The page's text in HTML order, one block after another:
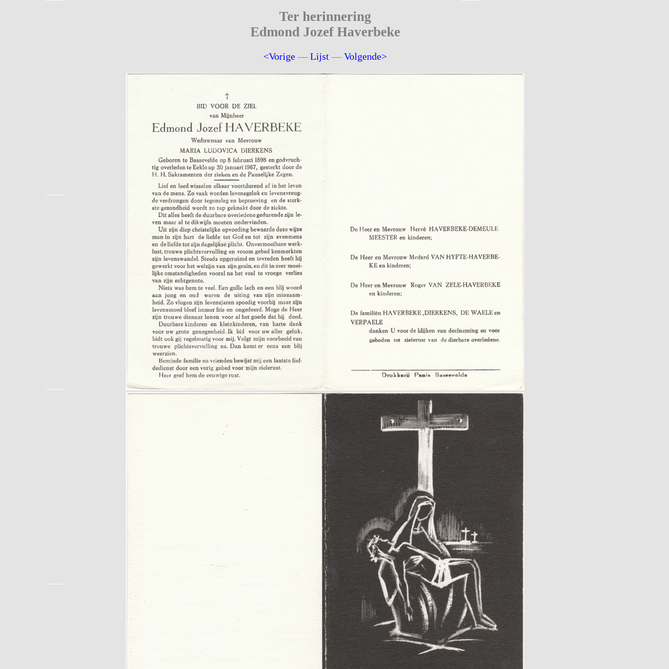
Ter herinnering
Edmond Jozef Haverbeke
<Vorige —Lijst —Volgende>